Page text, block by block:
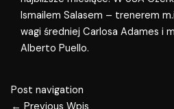
Ismailem Salasem – trenerem
wagi średniej Carlosa Adames i
Alberto Puello.
Post navigation